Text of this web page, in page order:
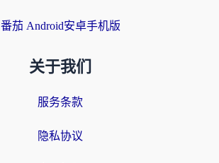
番茄 Android安卓手机版
关于我们
服务条款
隐私协议